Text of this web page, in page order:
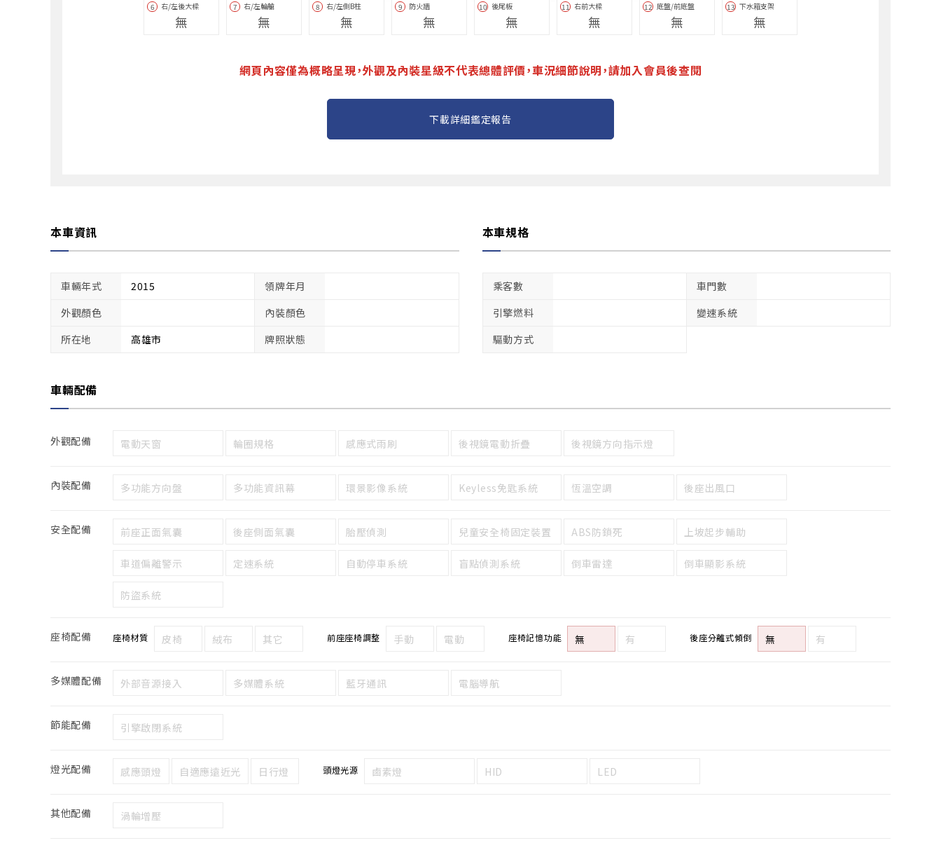
6 右/左後大樑
無
7 右/左輪艙
無
8 右/左側B柱
無
9 防火牆
無
10 後尾板
無
11 右前大樑
無
12 底盤/前底盤
無
13 下水箱支架
無
網頁內容僅為概略呈現，外觀及內裝星級不代表總體評價，車況細節說明，請加入會員後查閱
下載詳細鑑定報告
本車資訊
車輛年式 2015
領牌年月
外觀顏色
內裝顏色
所在地
高雄市 牌照狀態
本車規格
乘客數
車門數
引擎燃料
變速系統
驅動方式
車輛配備
外觀配備 電動天窗 輪圈規格 感應式雨刷 後視鏡電動折疊 後視鏡方向指示燈
內裝配備 多功能方向盤 多功能資訊幕 環景影像系統 Keyless免匙系統 恆溫空調 後座出風口
安全配備 前座正面氣囊 後座側面氣囊 胎壓偵測 兒童安全椅固定裝置 ABS防鎖死 上坡起步輔助
車道偏離警示 定速系統 自動停車系統 盲點偵測系統 倒車雷達 倒車顯影系統
防盜系統
座椅配備 座椅材質 皮椅 絨布 其它 前座座椅調整 手動 電動 座椅記憶功能 無 有 後座分離式傾倒 無 有
多媒體配備 外部音源接入 多媒體系統 藍牙通訊 電腦導航
節能配備 引擎啟閉系統
燈光配備 感應頭燈 自適應遠近光 日行燈 頭燈光源 鹵素燈 HID LED
其他配備 渦輪增壓